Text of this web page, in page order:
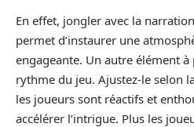
En effet, jongler avec la
permet d’instaurer une
engageante. Un autre élément
rythme du jeu. Ajustez-le selon
les joueurs sont réactifs et
accélérer l’intrigue. Plus les